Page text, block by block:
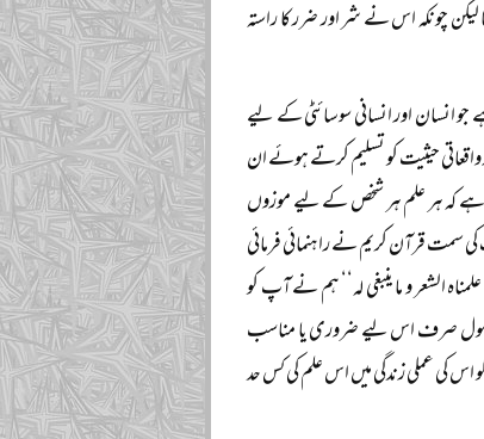
چونکہ اس نے شر اور ضرر کا راستہ
انسان اور انسانی سوسائٹی کے لیے
حیثیت کو تسلیم کرتے ہوئے ان
ہے کہ ہر علم ہر شخص کے لیے موزوں
سمت قرآن کریم نے راہنمائی فرمائی
الشعر و ما ینبغی لہ‘‘ ہم نے آپ کو
حصول صرف اس لیے ضروری یا مناسب
کی عملی زندگی میں اس علم کی کس حد